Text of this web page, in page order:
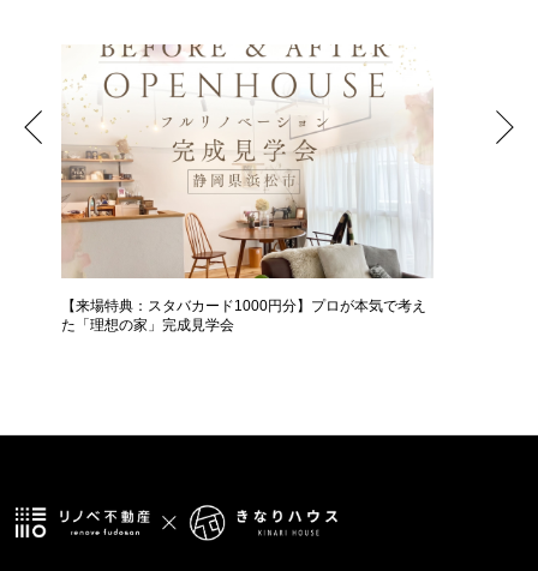
【来場特典：スタバカード1000円分】プロが本気で考え
た「理想の家」完成見学会